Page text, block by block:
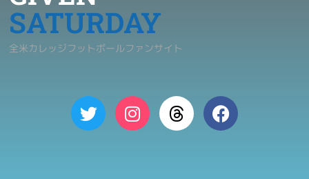
SATURDAY
全米カレッジフットボールファンサイト